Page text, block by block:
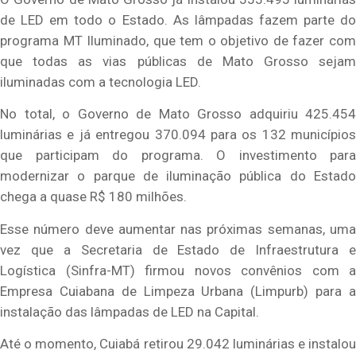
de LED em todo o Estado. As lâmpadas fazem parte do
programa MT Iluminado, que tem o objetivo de fazer com
que todas as vias públicas de Mato Grosso sejam
iluminadas com a tecnologia LED.
No total, o Governo de Mato Grosso adquiriu 425.454
luminárias e já entregou 370.094 para os 132 municípios
que participam do programa. O investimento para
modernizar o parque de iluminação pública do Estado
chega a quase R$ 180 milhões.
Esse número deve aumentar nas próximas semanas, uma
vez que a Secretaria de Estado de Infraestrutura e
Logística (Sinfra-MT) firmou novos convênios com a
Empresa Cuiabana de Limpeza Urbana (Limpurb) para a
instalação das lâmpadas de LED na Capital.
Até o momento, Cuiabá retirou 29.042 luminárias e instalou